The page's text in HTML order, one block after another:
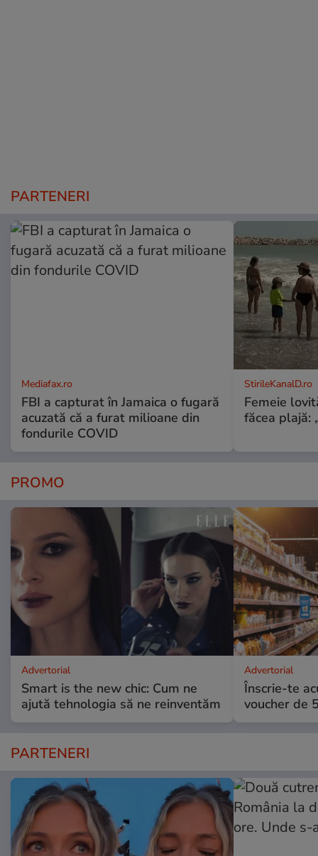
PARTENERI
Mediafax.ro
FBI a capturat în Jamaica o fugară
acuzată că a furat milioane din
fondurile COVID
StirileKanalD.ro
Femeie
făcea plajă:
PROMO
Advertorial
Smart is the new chic: Cum ne
ajută tehnologia să ne reinventăm
Advertorial
Înscrie-te
voucher de
PARTENERI